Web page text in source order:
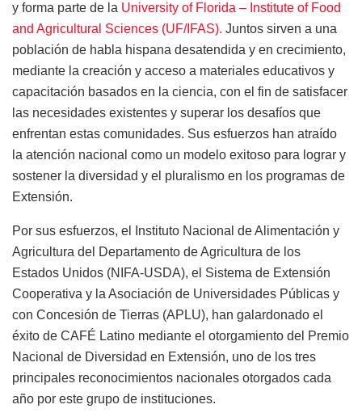
y forma parte de la University of Florida – Institute of Food
and Agricultural Sciences (UF/IFAS). Juntos sirven a una
población de habla hispana desatendida y en crecimiento,
mediante la creación y acceso a materiales educativos y
capacitación basados en la ciencia, con el fin de satisfacer
las necesidades existentes y superar los desafíos que
enfrentan estas comunidades. Sus esfuerzos han atraído
la atención nacional como un modelo exitoso para lograr y
sostener la diversidad y el pluralismo en los programas de
Extensión.
Por sus esfuerzos, el Instituto Nacional de Alimentación y
Agricultura del Departamento de Agricultura de los
Estados Unidos (NIFA-USDA), el Sistema de Extensión
Cooperativa y la Asociación de Universidades Públicas y
con Concesión de Tierras (APLU), han galardonado el
éxito de CAFÉ Latino mediante el otorgamiento del Premio
Nacional de Diversidad en Extensión, uno de los tres
principales reconocimientos nacionales otorgados cada
año por este grupo de instituciones.